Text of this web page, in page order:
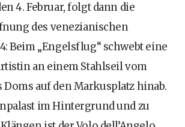
4. Februar, folgt dann die
des venezianischen
Beim „Engelsflug“ schwebt eine
an einem Stahlseil vom
Doms auf den Markusplatz hinab.
im Hintergrund und zu